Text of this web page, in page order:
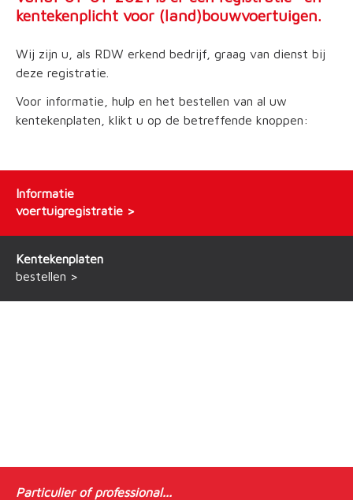
kentekenplicht voor (land)bouwvoertuigen.
Wij zijn u, als RDW erkend bedrijf, graag van dienst bij
deze registratie.
Voor informatie, hulp en het bestellen van al uw
kentekenplaten, klikt u op de betreffende knoppen:
Informatie
voertuigregistratie
Kentekenplaten
bestellen
Particulier of professional...